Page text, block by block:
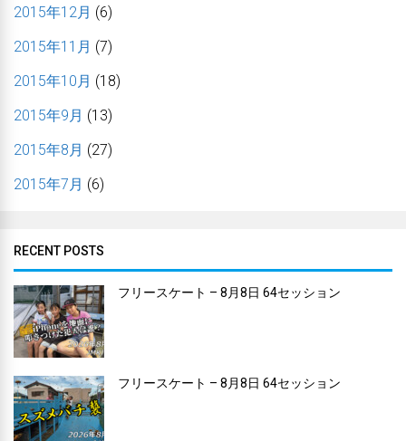
2015年12月 (6)
2015年11月 (7)
2015年10月 (18)
2015年9月 (13)
2015年8月 (27)
2015年7月 (6)
RECENT POSTS
フリースケート – 8月8日 64セッション
フリースケート – 8月8日 64セッション